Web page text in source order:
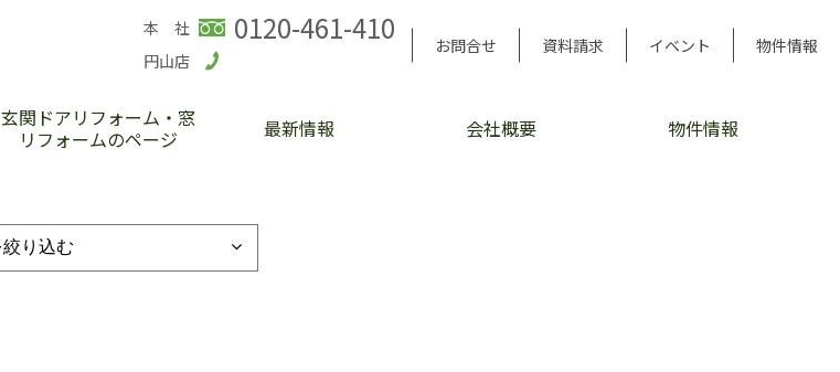
本 社 0120-461-410
円山店
お問合せ 資料請求 イベント 物件情報
玄関ドアリフォーム・窓
リフォームのページ
最新情報 会社概要 物件情報